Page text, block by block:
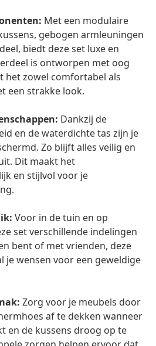
Met een modulaire
gebogen armleuningen
biedt deze set luxe en
is ontworpen met oog
het zowel comfortabel als
een strakke look.
Dankzij de
en de waterdichte tas zijn je
Zo blijft alles veilig en
Dit maakt het
en stijlvol voor je
Voor in de tuin en op
set verschillende indelingen
bent of met vrienden, deze
je wensen voor een geweldige
Zorg voor je meubels door
af te dekken wanneer
en de kussens droog op te